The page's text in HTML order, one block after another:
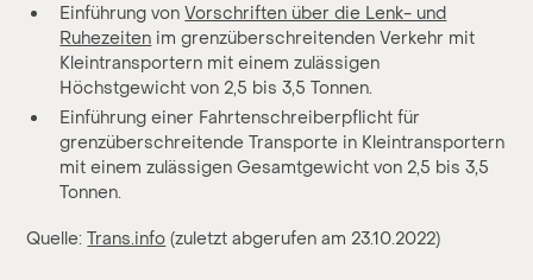
Einführung vonVorschriften über die Lenk- und
Ruhezeiten im grenzüberschreitenden Verkehr mit
Kleintransportern mit einem zulässigen
Höchstgewicht von 2,5 bis 3,5 Tonnen.
Einführung einer Fahrtenschreiberpflicht für
grenzüberschreitende Transporte in Kleintransportern
mit einem zulässigen Gesamtgewicht von 2,5 bis 3,5
Tonnen.
Quelle:Trans.info (zuletzt abgerufen am 23.10.2022)